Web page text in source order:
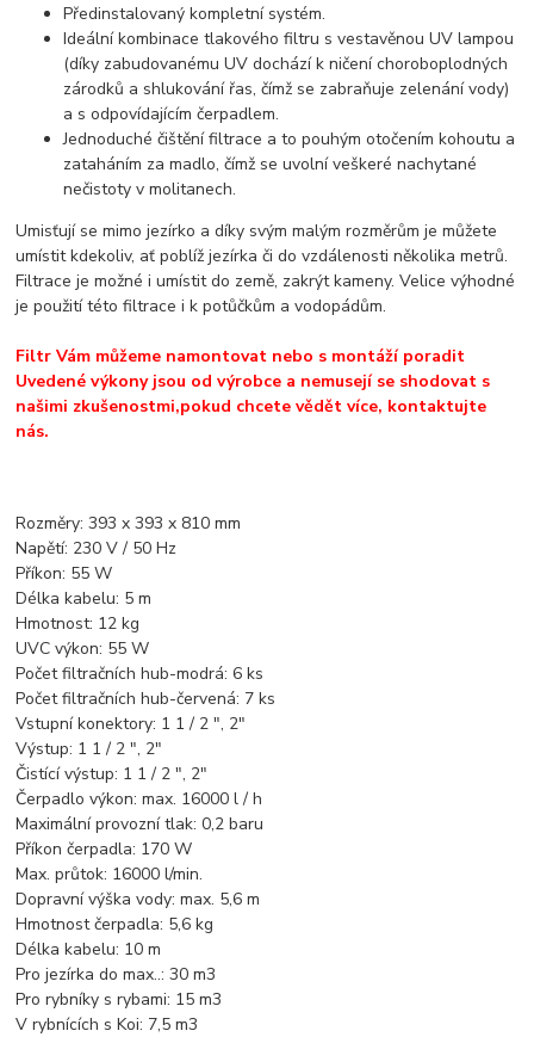
Předinstalovaný kompletní systém.
Ideální kombinace tlakového filtru s vestavěnou UV lampou
(díky zabudovanému UV dochází k ničení choroboplodných
zárodků a shlukování řas, čímž se zabraňuje zelenání vody)
a s odpovídajícím čerpadlem.
Jednoduché čištění filtrace a to pouhým otočením kohoutu a
zataháním za madlo, čímž se uvolní veškeré nachytané
nečistoty v molitanech.
Umisťují se mimo jezírko a díky svým malým rozměrům je můžete
umístit kdekoliv, ať poblíž jezírka či do vzdálenosti několika metrů.
Filtrace je možné i umístit do země, zakrýt kameny. Velice výhodné
je použití této filtrace i k potůčkům a vodopádům.
Filtr Vám můžeme namontovat nebo s montáží poradit
Uvedené výkony jsou od výrobce a nemusejí se shodovat s
našimi zkušenostmi,pokud chcete vědět více, kontaktujte
nás.
Rozměry: 393 x 393 x 810 mm
Napětí: 230 V / 50 Hz
Příkon: 55 W
Délka kabelu: 5 m
Hmotnost: 12 kg
UVC výkon: 55 W
Počet filtračních hub-modrá: 6 ks
Počet filtračních hub-červená: 7 ks
Vstupní konektory: 1 1 / 2 ", 2"
Výstup: 1 1 / 2 ", 2"
Čistící výstup: 1 1 / 2 ", 2"
Čerpadlo výkon: max. 16000 l / h
Maximální provozní tlak: 0,2 baru
Příkon čerpadla: 170 W
Max. průtok: 16000 l/min.
Dopravní výška vody: max. 5,6 m
Hmotnost čerpadla: 5,6 kg
Délka kabelu: 10 m
Pro jezírka do max..: 30 m3
Pro rybníky s rybami: 15 m3
V rybnících s Koi: 7,5 m3